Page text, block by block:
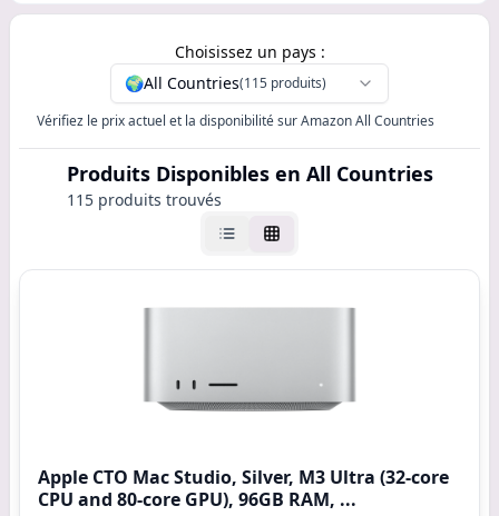
Choisissez un pays :
🌍All Countries(115 produits)
Vérifiez le prix actuel et la disponibilité sur Amazon All Countries
Produits Disponibles en All Countries
115 produits trouvés
Apple CTO Mac Studio, Silver, M3 Ultra (32-core
CPU and 80-core GPU), 96GB RAM, ...